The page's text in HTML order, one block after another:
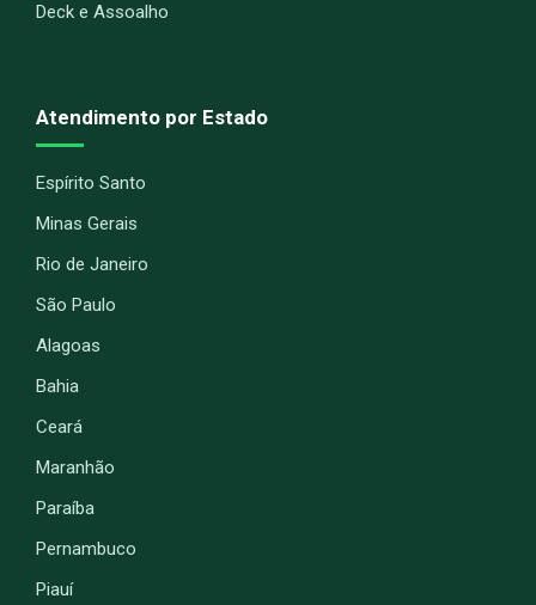
Deck e Assoalho
Atendimento por Estado
Espírito Santo
Minas Gerais
Rio de Janeiro
São Paulo
Alagoas
Bahia
Ceará
Maranhão
Paraíba
Pernambuco
Piauí